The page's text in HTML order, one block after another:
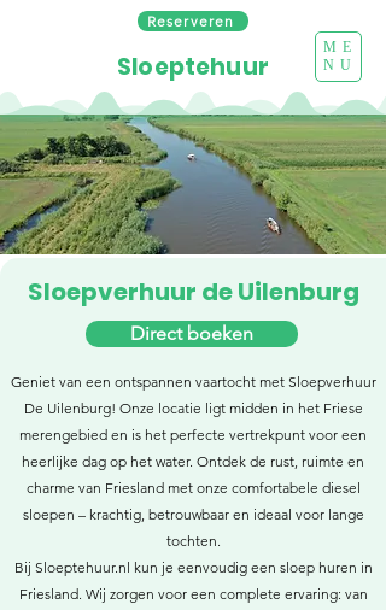
Reserveren
ME
NU
Sloeptehuur
Sloepverhuur de Uilenburg
Direct boeken
Geniet van een ontspannen vaartocht met Sloepverhuur
De Uilenburg! Onze locatie ligt midden in het Friese
merengebied en is het perfecte vertrekpunt voor een
heerlijke dag op het water. Ontdek de rust, ruimte en
charme van Friesland met onze comfortabele diesel
sloepen – krachtig, betrouwbaar en ideaal voor lange
tochten.
Bij Sloeptehuur.nl kun je eenvoudig een sloep huren in
Friesland. Wij zorgen voor een complete ervaring: van